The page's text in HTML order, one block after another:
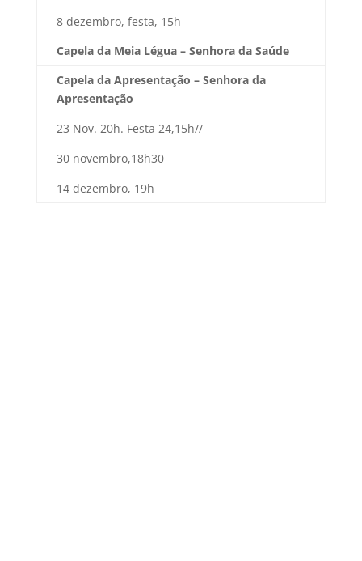
8 dezembro, festa, 15h
Capela da Meia Légua – Senhora da Saúde
Capela da Apresentação – Senhora da
Apresentação
23 Nov. 20h. Festa 24,15h//
30 novembro,18h30
14 dezembro, 19h